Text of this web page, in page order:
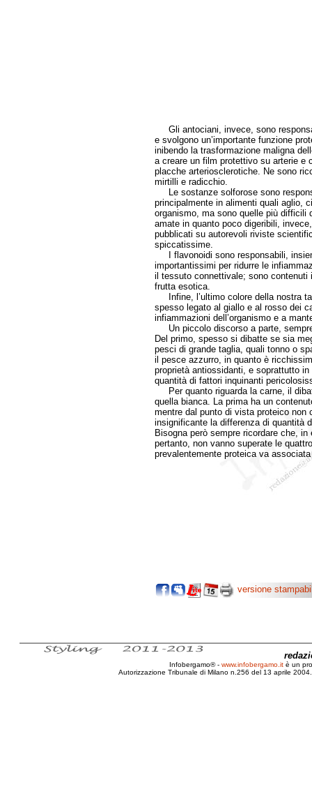
Gli antociani, invece, sono
e svolgono un’importante funzione
inibendo la trasformazione maligna
a creare un film protettivo su arterie e
placche arteriosclerotiche. Ne sono
mirtilli e radicchio.
Le sostanze solforose sono
principalmente in alimenti quali aglio,
organismo, ma sono quelle più difficili
amate in quanto poco digeribili,
pubblicati su autorevoli riviste
spiccatissime.
I flavonoidi sono responsabili,
importantissimi per ridurre le
il tessuto connettivale; sono
frutta esotica.
Infine, l’ultimo colore della nostra
spesso legato al giallo e al rosso dei
infiammazioni dell’organismo e a
Un piccolo discorso a parte,
Del primo, spesso si dibatte se sia
pesci di grande taglia, quali tonno o
il pesce azzurro, in quanto è
proprietà antiossidanti, e soprattutto
quantità di fattori inquinanti
Per quanto riguarda la carne, il
quella bianca. La prima ha un
mentre dal punto di vista proteico
insignificante la differenza di quantità
Bisogna però sempre ricordare che,
pertanto, non vanno superate le
prevalentemente proteica va
versione
Infobergamo® - www.infobergamo.it è un
Autorizzazione Tribunale di Milano n.256 del 13 aprile